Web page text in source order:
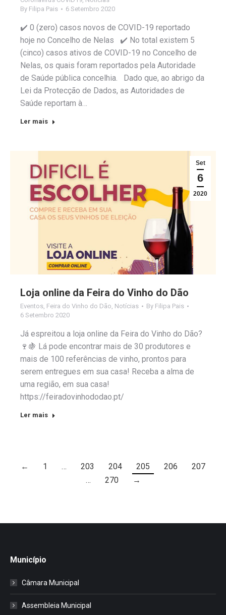
By Filipa Pais 6 Setembro 2020
✔️ 0 (zero) casos novos de COVID-19 reportado
hoje no Concelho de Nelas ✔️ No total existem 5
(cinco) casos ativos de COVID-19 no Concelho de
Nelas, os quais foram reportados pela Autoridade
de Saúde pública concelhia. Dado que, ao abrigo da
Lei da Protecção de Dados, as Autoridades de
Saúde reportam à…
Ler mais
Set
6
2020
Loja online da Feira do Vinho do Dão
Eventos Feira do Vinho do Dão Notícias By Filipa Pais
6 Setembro 2020
Já espreitou a loja online da Feira do Vinho do Dão?
🍷🍇 Lá pode encontrar mais de 30 produtores e
mais de 100 referências de vinho, prontos para
serem entregues em sua casa! Receba a alma de
uma região, em sua casa!
https://feiradovinhododao.pt/
Ler mais
← 1 … 203 204 205 206
207
…
270 →
Município
Câmara Municipal
Assembleia Municipal